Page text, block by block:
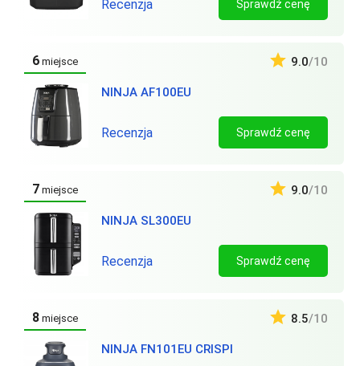
Recenzja Sprawdź cenę
6 miejsce
NINJA AF100EU
9.0/10
Recenzja Sprawdź cenę
7 miejsce
NINJA SL300EU
9.0/10
Recenzja Sprawdź cenę
8 miejsce
NINJA FN101EU CRISPI
8.5/10